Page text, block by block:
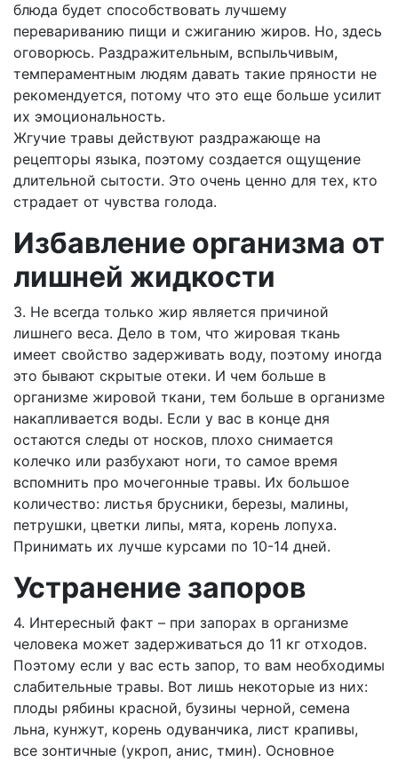
блюда будет способствовать лучшему
перевариванию пищи и сжиганию жиров. Но, здесь
оговорюсь. Раздражительным, вспыльчивым,
темпераментным людям давать такие пряности не
рекомендуется, потому что это еще больше усилит
их эмоциональность.
Жгучие травы действуют раздражающе на
рецепторы языка, поэтому создается ощущение
длительной сытости. Это очень ценно для тех, кто
страдает от чувства голода.
Избавление организма от
лишней жидкости
3. Не всегда только жир является причиной
лишнего веса. Дело в том, что жировая ткань
имеет свойство задерживать воду, поэтому иногда
это бывают скрытые отеки. И чем больше в
организме жировой ткани, тем больше в организме
накапливается воды. Если у вас в конце дня
остаются следы от носков, плохо снимается
колечко или разбухают ноги, то самое время
вспомнить про мочегонные травы. Их большое
количество: листья брусники, березы, малины,
петрушки, цветки липы, мята, корень лопуха.
Принимать их лучше курсами по 10-14 дней.
Устранение запоров
4. Интересный факт – при запорах в организме
человека может задерживаться до 11 кг отходов.
Поэтому если у вас есть запор, то вам необходимы
слабительные травы. Вот лишь некоторые из них:
плоды рябины красной, бузины черной, семена
льна, кунжут, корень одуванчика, лист крапивы,
все зонтичные (укроп, анис, тмин). Основное